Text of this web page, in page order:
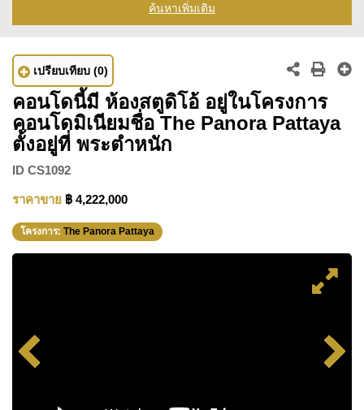
ค้นหาเพิ่มเติม
เปรียบเทียบ (0)
คอนโดนี้มี ห้องสตูดิโอ้ อยู่ในโครงการ
คอนโดมิเนียมชื่อ The Panora Pattaya
ตั้งอยู่ที่ พระตำหนัก
ID CS1092
ราคาขาย ฿ 4,222,000
โครงการ: The Panora Pattaya